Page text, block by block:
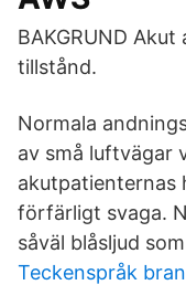
BAKGRUND
tillstånd.
Normala
av små luftvägar
akutpatienternas
förfärligt svaga.
såväl blåsljud
Teckenspråk